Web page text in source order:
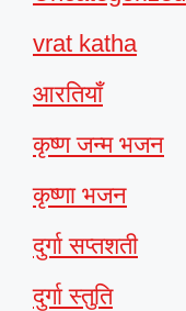
vrat katha
आरतियाँ
कृष्ण जन्म भजन
कृष्णा भजन
दुर्गा सप्तशती
दुर्गा स्तुति